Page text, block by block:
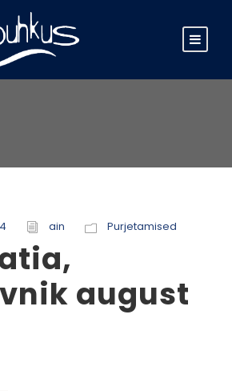
ain Purjetamised
august